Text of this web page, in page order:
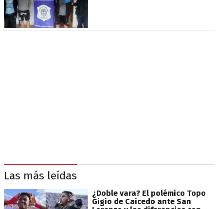
Las más leídas
¿Doble vara? El polémico Topo
Gigio de Caicedo ante San